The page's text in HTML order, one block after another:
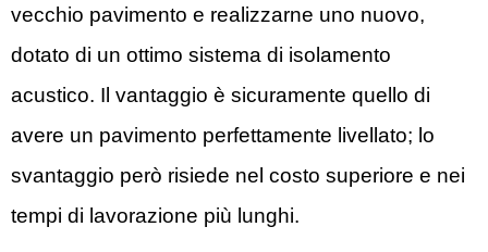
vecchio pavimento e realizzarne uno nuovo,
dotato di un ottimo sistema di isolamento
acustico. Il vantaggio è sicuramente quello di
avere un pavimento perfettamente livellato; lo
svantaggio però risiede nel costo superiore e nei
tempi di lavorazione più lunghi.